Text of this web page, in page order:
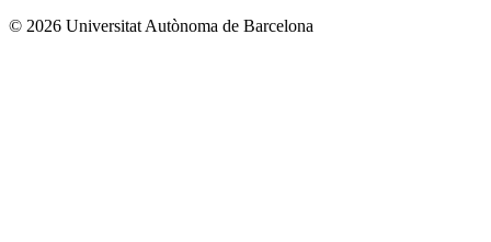
© 2026 Universitat Autònoma de Barcelona